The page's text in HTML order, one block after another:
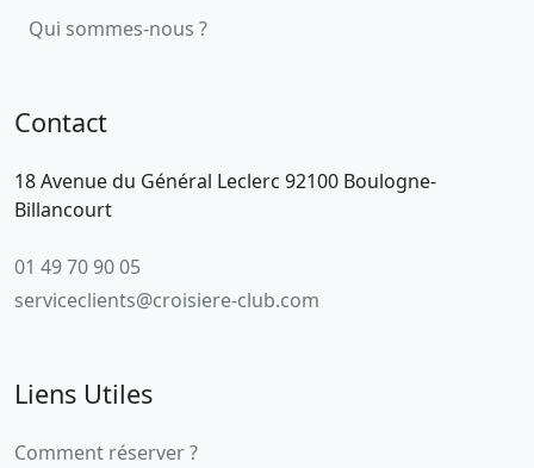
Qui sommes-nous ?
Contact
18 Avenue du Général Leclerc 92100 Boulogne-
Billancourt
01 49 70 90 05
serviceclients@croisiere-club.com
Liens Utiles
Comment réserver ?